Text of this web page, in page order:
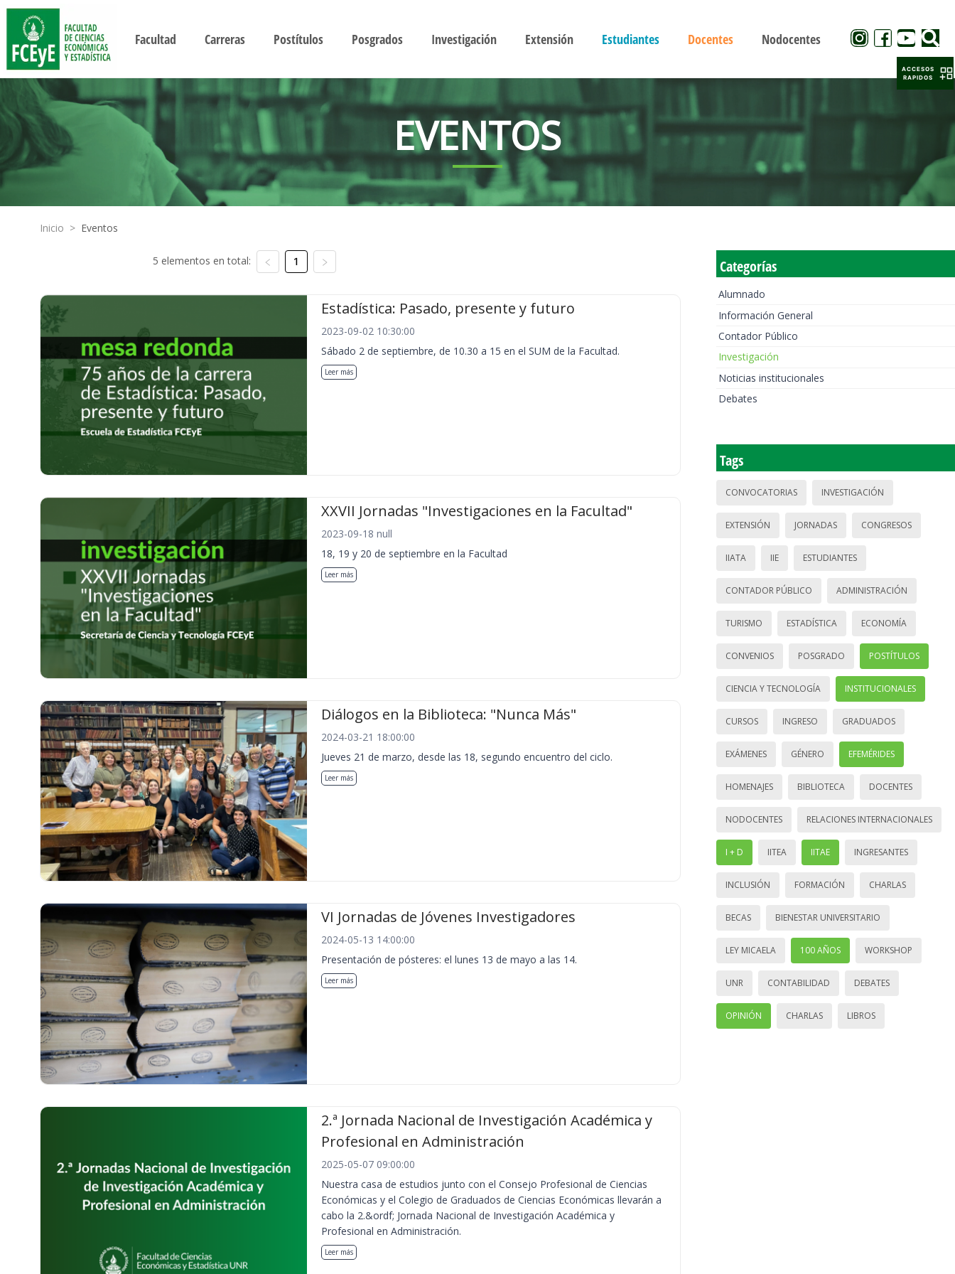
Facultad Carreras Postítulos Posgrados Investigación Extensión Estudiantes Docentes Nodocentes
EVENTOS
Inicio > Eventos
5 elementos en total: 1
Estadística: Pasado, presente y futuro
2023-09-02 10:30:00
Sábado 2 de septiembre, de 10.30 a 15 en el SUM de la Facultad.
Leer más
XXVII Jornadas "Investigaciones en la Facultad"
2023-09-18 null
18, 19 y 20 de septiembre en la Facultad
Leer más
Diálogos en la Biblioteca: "Nunca Más"
2024-03-21 18:00:00
Jueves 21 de marzo, desde las 18, segundo encuentro del ciclo.
Leer más
VI Jornadas de Jóvenes Investigadores
2024-05-13 14:00:00
Presentación de pósteres: el lunes 13 de mayo a las 14.
Leer más
2.ª Jornada Nacional de Investigación Académica y
Profesional en Administración
2025-05-07 09:00:00
Nuestra casa de estudios junto con el Consejo Profesional de Ciencias
Económicas y el Colegio de Graduados de Ciencias Económicas llevarán a
cabo la 2.&ordf; Jornada Nacional de Investigación Académica y
Profesional en Administración.
Leer más
Categorías
Alumnado
Información General
Contador Público
Investigación
Noticias institucionales
Debates
Tags
CONVOCATORIAS INVESTIGACIÓN
EXTENSIÓN JORNADAS CONGRESOS
IIATA IIE ESTUDIANTES
CONTADOR PÚBLICO ADMINISTRACIÓN
TURISMO ESTADÍSTICA ECONOMÍA
CONVENIOS POSGRADO POSTÍTULOS
CIENCIA Y TECNOLOGÍA INSTITUCIONALES
CURSOS INGRESO GRADUADOS
EXÁMENES GÉNERO EFEMÉRIDES
HOMENAJES BIBLIOTECA DOCENTES
NODOCENTES RELACIONES INTERNACIONALES
I + D IITEA IITAE INGRESANTES
INCLUSIÓN FORMACIÓN CHARLAS
BECAS BIENESTAR UNIVERSITARIO
LEY MICAELA 100 AÑOS WORKSHOP
UNR CONTABILIDAD DEBATES
OPINIÓN CHARLAS LIBROS
ACCESOS
RAPIDOS